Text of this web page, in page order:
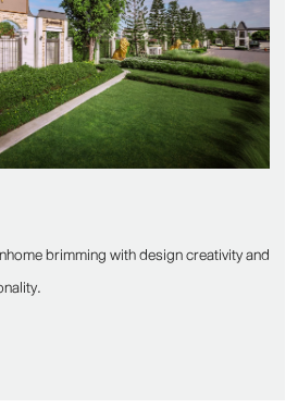
brimming with design creativity and